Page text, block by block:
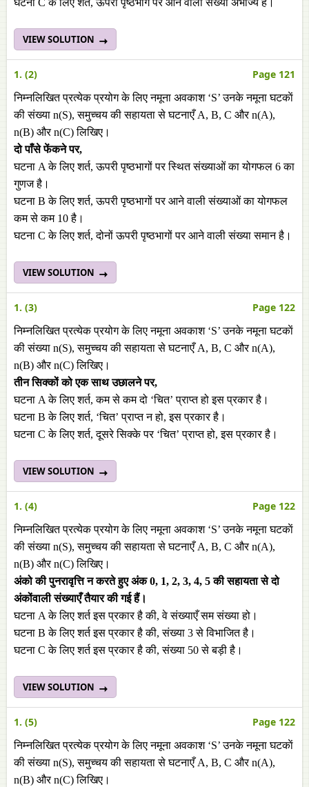
घटना C के लिए शर्त, ऊपरी पृष्ठभाग पर आने वाली संख्या अभाज्य है।
VIEW SOLUTION
1. (2) Page 121
निम्नलिखित प्रत्येक प्रयोग के लिए नमूना अवकाश ‘S’ उनके नमूना घटकाें
की संख्या n(S), समुच्चय की सहायता से घटनाएँ A, B, C और n(A),
n(B) और n(C) लिखिए।
दो पाँसे फेंकने पर,
घटना A के लिए शर्त, ऊपरी पृष्ठभागों पर स्थित संख्याओं का योगफल 6 का
गुणज है।
घटना B के लिए शर्त, ऊपरी पृष्ठभागों पर आने वाली संख्याओं का योगफल
कम से कम 10 है।
घटना C के लिए शर्त, दोनों ऊपरी पृष्ठभागों पर आने वाली संख्या समान है।
VIEW SOLUTION
1. (3) Page 122
निम्नलिखित प्रत्येक प्रयोग के लिए नमूना अवकाश ‘S’ उनके नमूना घटकाें
की संख्या n(S), समुच्चय की सहायता से घटनाएँ A, B, C और n(A),
n(B) और n(C) लिखिए।
तीन सिक्कों को एक साथ उछालने पर,
घटना A के लिए शर्त, कम से कम दो ‘चित’ प्राप्त हो इस प्रकार है।
घटना B के लिए शर्त, ‘चित’ प्राप्त न हो, इस प्रकार है।
घटना C के लिए शर्त, दूसरे सिक्के पर ‘चित’ प्राप्त हो, इस प्रकार है।
VIEW SOLUTION
1. (4) Page 122
निम्नलिखित प्रत्येक प्रयोग के लिए नमूना अवकाश ‘S’ उनके नमूना घटकाें
की संख्या n(S), समुच्चय की सहायता से घटनाएँ A, B, C और n(A),
n(B) और n(C) लिखिए।
अंको की पुनरावृत्ति न करते हुए अंक 0, 1, 2, 3, 4, 5 की सहायता से दो
अंकोंवाली संख्याएँ तैयार की गई हैं।
घटना A के लिए शर्त इस प्रकार है की, वे संख्याएँ सम संख्या हो।
घटना B के लिए शर्त इस प्रकार है की, संख्या 3 से विभाजित है।
घटना C के लिए शर्त इस प्रकार है की, संख्या 50 से बड़ी है।
VIEW SOLUTION
1. (5) Page 122
निम्नलिखित प्रत्येक प्रयोग के लिए नमूना अवकाश ‘S’ उनके नमूना घटकाें
की संख्या n(S), समुच्चय की सहायता से घटनाएँ A, B, C और n(A),
n(B) और n(C) लिखिए।